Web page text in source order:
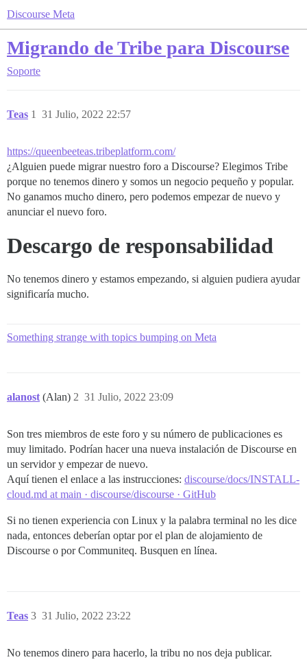
Discourse Meta
Migrando de Tribe para Discourse
Soporte
Teas 31 Julio, 2022 22:57
1
https://queenbeeteas.tribeplatform.com/
¿Alguien puede migrar nuestro foro a Discourse? Elegimos Tribe
porque no tenemos dinero y somos un negocio pequeño y popular.
No ganamos mucho dinero, pero podemos empezar de nuevo y
anunciar el nuevo foro.
Descargo de responsabilidad
No tenemos dinero y estamos empezando, si alguien pudiera ayudar
significaría mucho.
Something strange with topics bumping on Meta
alanost (Alan) 31 Julio, 2022 23:09
2
Son tres miembros de este foro y su número de publicaciones es
muy limitado. Podrían hacer una nueva instalación de Discourse en
un servidor y empezar de nuevo.
Aquí tienen el enlace a las instrucciones: discourse/docs/INSTALL-
cloud.md at main · discourse/discourse · GitHub
Si no tienen experiencia con Linux y la palabra terminal no les dice
nada, entonces deberían optar por el plan de alojamiento de
Discourse o por Communiteq. Busquen en línea.
Teas 31 Julio, 2022 23:22
3
No tenemos dinero para hacerlo, la tribu no nos deja publicar.